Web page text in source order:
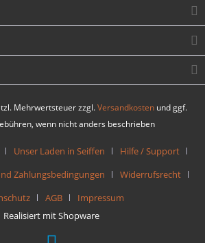
Mehrwertsteuer zzgl.Versandkosten und ggf.
wenn nicht anders beschrieben
Unser Laden in Seiffen
Hilfe / Support
Zahlungsbedingungen
Widerrufsrecht
AGB
Impressum
Realisiert mit Shopware